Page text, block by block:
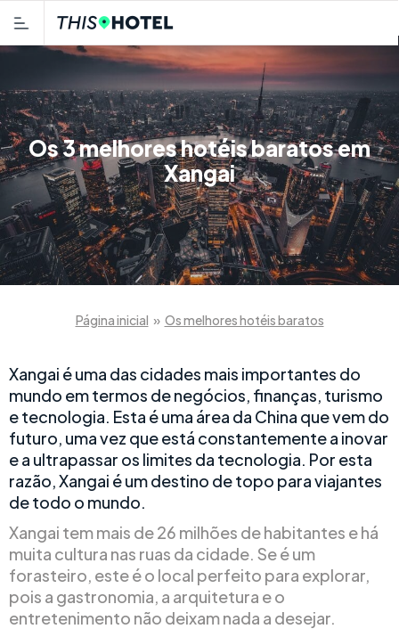
Os 3 melhores hotéis baratos em
Xangai
Página inicial » Os melhores hotéis baratos
Xangai é uma das cidades mais importantes do
mundo em termos de negócios, finanças, turismo
e tecnologia. Esta é uma área da China que vem do
futuro, uma vez que está constantemente a inovar
e a ultrapassar os limites da tecnologia. Por esta
razão, Xangai é um destino de topo para viajantes
de todo o mundo.
Xangai tem mais de 26 milhões de habitantes e há
muita cultura nas ruas da cidade. Se é um
forasteiro, este é o local perfeito para explorar,
pois a gastronomia, a arquitetura e o
entretenimento não deixam nada a desejar.